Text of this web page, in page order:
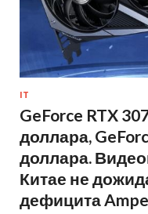
IT
GeForce RTX
доллара,
доллара.
Китае не
дефицита